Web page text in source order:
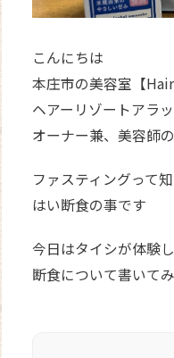
こんにちは
本庄市の美容室【
ヘアーリゾートアラ
オーナー兼、美容師
ファスティングって
はい断食の事です
今日はタイシが体験
断食について書いて